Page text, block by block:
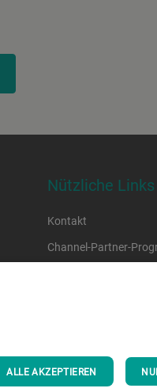
Nützliche Links
Kontakt
Channel-Partner-
ALLE AKZEPTIEREN